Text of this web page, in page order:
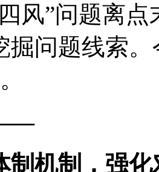
风”问题离
掘问题线索
制，强化